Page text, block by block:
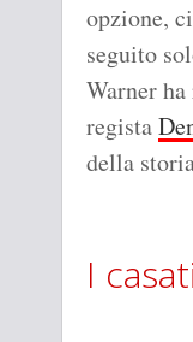
opzione,
seguito
Warner
regista
della
I casati